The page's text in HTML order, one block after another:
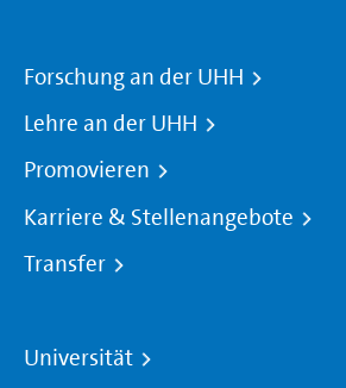
Forschung an der UHH
Lehre an der UHH
Promovieren
Karriere & Stellenangebote
Transfer
Universität